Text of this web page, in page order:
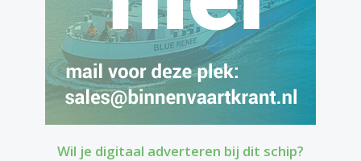
Wil je digitaal adverteren bij dit schip?